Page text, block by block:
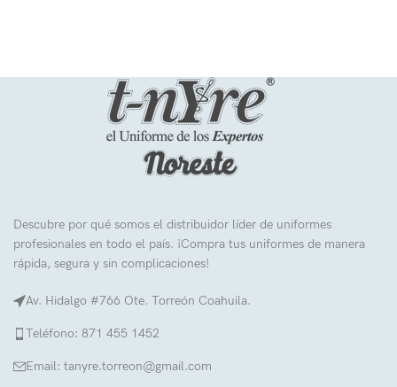
Descubre por qué somos el distribuidor líder de uniformes
profesionales en todo el país. ¡Compra tus uniformes de manera
rápida, segura y sin complicaciones!
Av. Hidalgo #766 Ote. Torreón Coahuila.
Teléfono: 871 455 1452
Email: tanyre.torreon@gmail.com